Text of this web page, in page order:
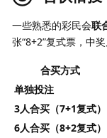
一些熟悉的彩民会联
张“8+2”复式票，中
合买方式
单独投注
3人合买（7+1复式）
6人合买（8+2复式）